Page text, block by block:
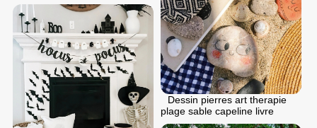
Dessin pierres art therapie
plage sable capeline livre